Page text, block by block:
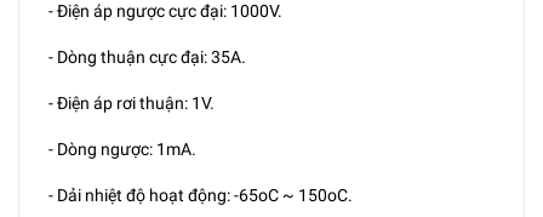
- Điện áp ngược cực đại: 1000V.
- Dòng thuận cực đại: 35A.
- Điện áp rơi thuận: 1V.
- Dòng ngược: 1mA.
- Dải nhiệt độ hoạt động: -65oC ~ 150oC.